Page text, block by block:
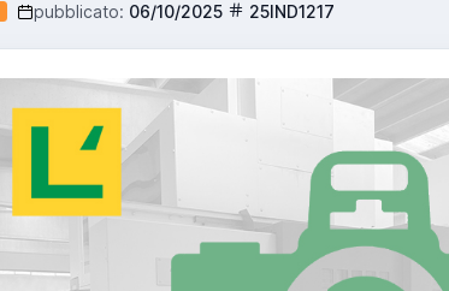
pubblicato: 06/10/2025 25IND1217